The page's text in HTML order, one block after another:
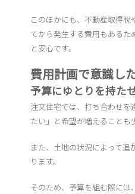
このほかにも、不動産取得税
てから発生する費用もあるた
と安心です。
費用計画で意識し
予算にゆとりを持た
注文住宅では、打ち合わせを
たい」と希望が増えることも
また、土地の状況によって追
ります。
そのため、予算を組む際には